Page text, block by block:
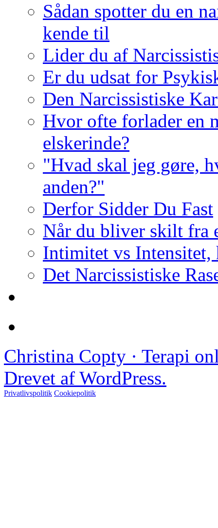
Sådan spotter du en
kende til
Lider du af
Er du udsat for
Den Narcissistiske
Hvor ofte forlader en
elskerinde?
"Hvad skal jeg gøre,
anden?"
Derfor Sidder Du Fast
Når du bliver skilt fra
Intimitet vs Intensitet,
Det Narcissistiske
Christina Copty · Terapi
Drevet af WordPress.
Privatlivspolitik Cookiepolitik